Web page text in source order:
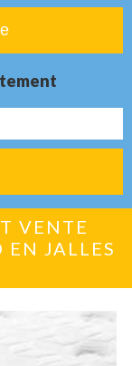
VENTE
JALLES